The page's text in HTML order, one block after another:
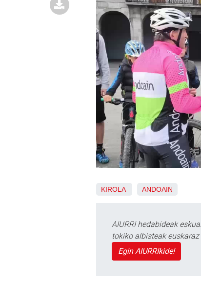
KIROLA ANDOAIN
AIURRI hedabideak
tokiko albisteak
Egin AIURRIkide!